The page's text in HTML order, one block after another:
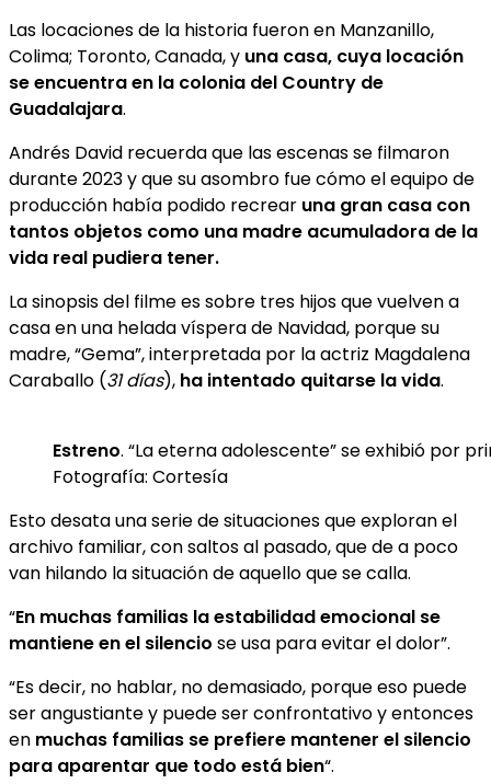
Las locaciones de la historia fueron en Manzanillo,
Colima; Toronto, Canada, y una casa, cuya locación
se encuentra en la colonia del Country de
Guadalajara.
Andrés David recuerda que las escenas se filmaron
durante 2023 y que su asombro fue cómo el equipo de
producción había podido recrear una gran casa con
tantos objetos como una madre acumuladora de la
vida real pudiera tener.
La sinopsis del filme es sobre tres hijos que vuelven a
casa en una helada víspera de Navidad, porque su
madre, “Gema”, interpretada por la actriz Magdalena
Caraballo (31 días), ha intentado quitarse la vida.
Estreno. “La eterna adolescente” se exhibió por
Fotografía: Cortesía
Esto desata una serie de situaciones que exploran el
archivo familiar, con saltos al pasado, que de a poco
van hilando la situación de aquello que se calla.
“En muchas familias la estabilidad emocional se
mantiene en el silencio se usa para evitar el dolor”.
“Es decir, no hablar, no demasiado, porque eso puede
ser angustiante y puede ser confrontativo y entonces
en muchas familias se prefiere mantener el silencio
para aparentar que todo está bien“.